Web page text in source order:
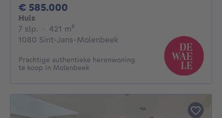
€ 585.000
Huis
7 slp. 7 slaapkamers
· 421 m²
1080 Sint-Jans-Molenbeek
Prachtige authentieke herenwoning
te koop in Molenbeek